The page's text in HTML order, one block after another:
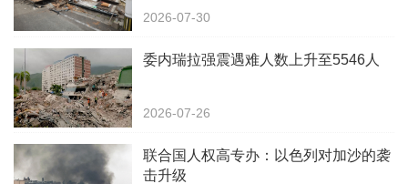
2026-07-30
委内瑞拉强震遇难人数上升至5546人
2026-07-26
联合国人权高专办：以色列对加沙的袭
击升级